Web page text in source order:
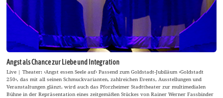
Angst als Chance zur Liebe und Integration
Live | Theater: ›Angst essen Seele auf‹ Passend zum Goldstadt-Jubiläum ›Goldstadt
250‹, das mit all seinen Schmuckvarianten, zahlreichen Events, Ausstellungen und
Veranstaltungen glänzt, wird auch das Pforzheimer Stadttheater zur multimedialen
Bühne in der Repräsentation eines zeitgemäßen Stückes von Rainer Werner Fassbinder